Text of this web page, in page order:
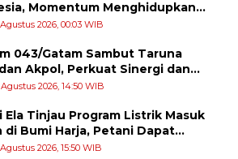
Momentum Menghidupkan
Semangat Juang Para Pahlawan
2026, 00:03 WIB
043/Gatam Sambut Taruna
Akpol, Perkuat Sinergi dan
untuk Masyarakat
Agustus 2026, 14:50 WIB
Ela Tinjau Program Listrik Masuk
di Bumi Harja, Petani Dapat
Pemasangan KWH
2026, 15:50 WIB